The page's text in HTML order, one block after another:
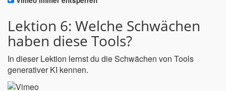
Lektion 6: Welche Schwächen
haben diese Tools?
In dieser Lektion lernst du die Schwächen von Tools
generativer KI kennen.